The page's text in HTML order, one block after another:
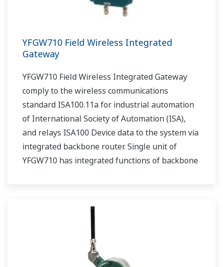
YFGW710 Field Wireless Integrated
Gateway
YFGW710 Field Wireless Integrated Gateway
comply to the wireless communications
standard ISA100.11a for industrial automation
of International Society of Automation (ISA),
and relays ISA100 Device data to the system via
integrated backbone router. Single unit of
YFGW710 has integrated functions of backbone